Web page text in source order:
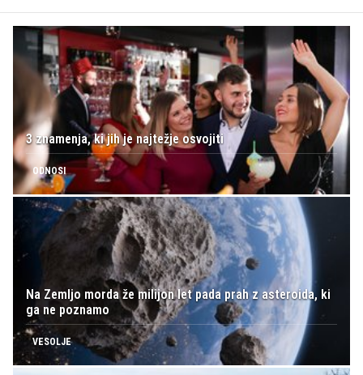
3 znamenja, ki jih je najtežje osvojiti
ODNOSI
Na Zemljo morda že milijon let pada prah z asteroida, ki
ga ne poznamo
VESOLJE